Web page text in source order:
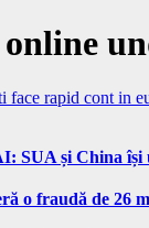
SUA și China își
o fraudă de 26